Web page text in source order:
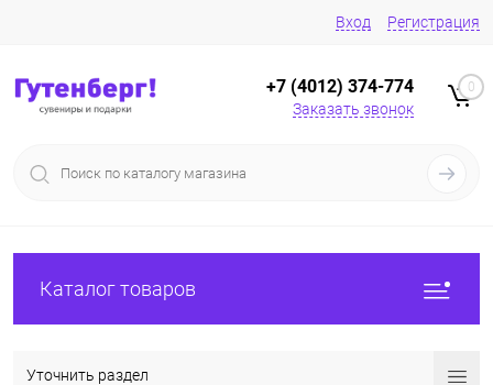
Вход Регистрация
+7 (4012) 374-774
Заказать звонок
0
Каталог товаров
Уточнить раздел